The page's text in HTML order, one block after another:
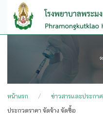
Skip to main content
หน้าแรก ข่าวสารและประกาศ
ประกวดราคา จัดจ้าง จัดซื้อ